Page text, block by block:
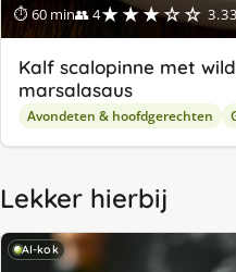
⏱ 60 min👥 4★★★☆☆
Kalf scalopinne met
marsalasaus
Avondeten & hoofdgerechten
Lekker hierbij
AI-kok